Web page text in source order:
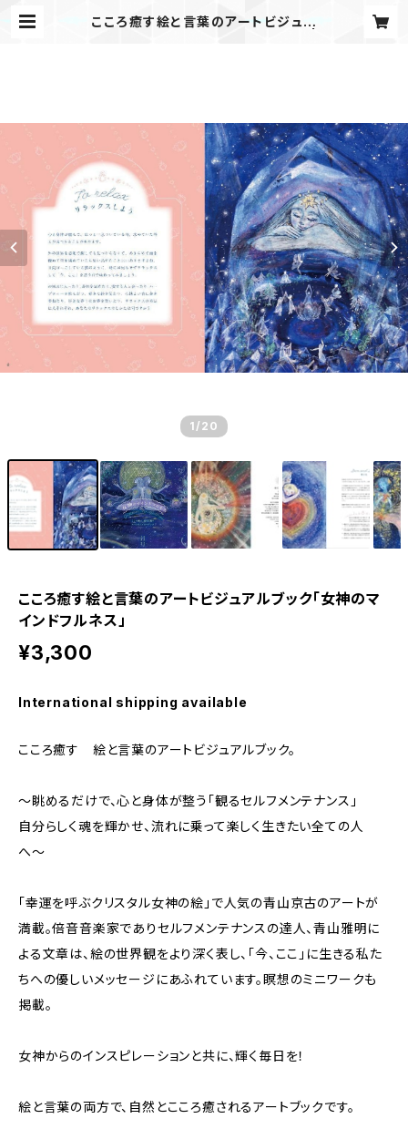
こころ癒す絵と言葉のアートビジュア
1 /20
こころ癒す絵と言葉のアートビジュアルブック「女神のマ
インドフルネス」
¥3,300
International shipping available
こころ癒す 絵と言葉のアートビジュアルブック。
〜眺めるだけで、心と身体が整う「観るセルフメンテナンス」
自分らしく魂を輝かせ、流れに乗って楽しく生きたい全ての人
へ〜
「幸運を呼ぶクリスタル女神の絵」で人気の青山京古のアートが
満載。倍音音楽家でありセルフメンテナンスの達人、青山雅明に
よる文章は、絵の世界観をより深く表し、「今、ここ」に生きる私た
ちへの優しいメッセージにあふれています。瞑想のミニワークも
掲載。
女神からのインスピレーションと共に、輝く毎日を！
絵と言葉の両方で、自然とこころ癒されるアートブックです。